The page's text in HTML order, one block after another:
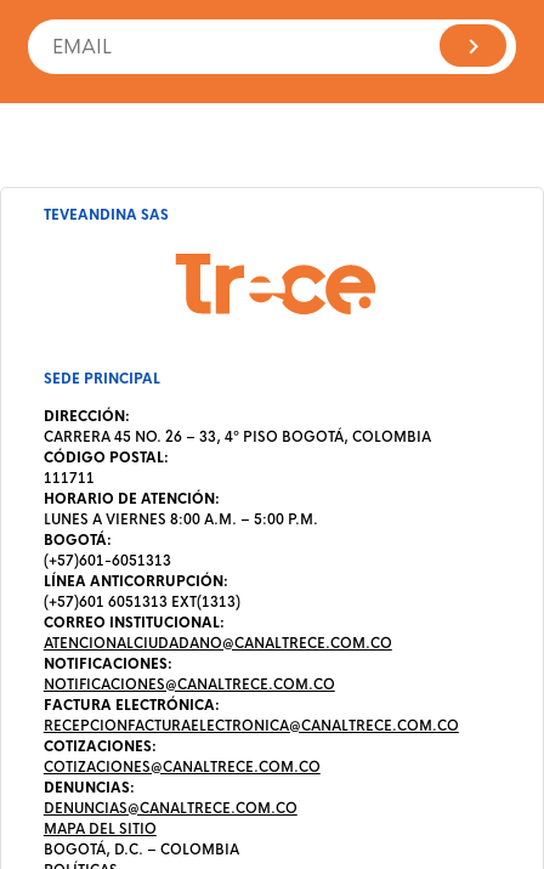
TEVEANDINA SAS
SEDE PRINCIPAL
DIRECCIÓN:
CARRERA 45 NO. 26 – 33, 4º PISO BOGOTÁ, COLOMBIA
CÓDIGO POSTAL:
111711
HORARIO DE ATENCIÓN:
LUNES A VIERNES 8:00 A.M. – 5:00 P.M.
BOGOTÁ:
(+57)601-6051313
LÍNEA ANTICORRUPCIÓN:
(+57)601 6051313 EXT(1313)
CORREO INSTITUCIONAL:
ATENCIONALCIUDADANO@CANALTRECE.COM.CO
NOTIFICACIONES:
NOTIFICACIONES@CANALTRECE.COM.CO
FACTURA ELECTRÓNICA:
RECEPCIONFACTURAELECTRONICA@CANALTRECE.COM.CO
COTIZACIONES:
COTIZACIONES@CANALTRECE.COM.CO
DENUNCIAS:
DENUNCIAS@CANALTRECE.COM.CO
MAPA DEL SITIO
BOGOTÁ, D.C. – COLOMBIA